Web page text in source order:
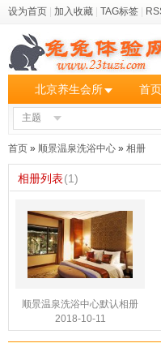
设为首页 加入收藏 TAG标签
北京养生会所 首页
主题
首页 » 顺景温泉洗浴中心 » 相册
相册列表(1)
顺景温泉洗浴中心默认相册
2018-10-11